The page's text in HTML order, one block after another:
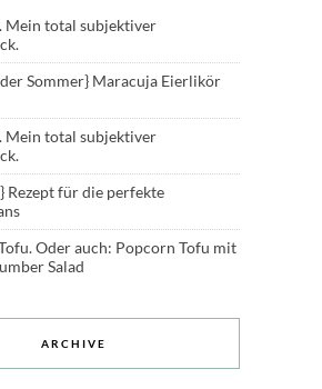
Mein total subjektiver
Sommer} Maracuja Eierlikör
Mein total subjektiver
Rezept für die perfekte
Oder auch: Popcorn Tofu mit
Salad
ARCHIVE